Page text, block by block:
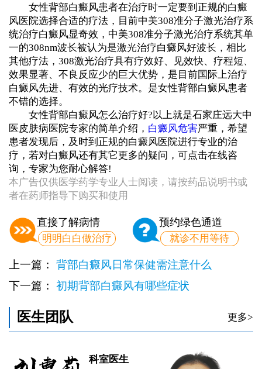
女性背部白癜风患者在治疗时一定要到正规的白癜
风医院选择合适的疗法，目前中美308准分子激光治疗系
统治疗白癜风显奇效，中美308准分子激光治疗系统其单
一的308nm波长被认为是激光治疗白癜风好波长，相比
其他疗法，308激光治疗具有疗效好、见效快、疗程短、
效果显著、不良反应少的巨大优势，是目前国际上治疗
白癜风先进、有效的光疗技术。是女性背部白癜风患者
不错的选择。
女性背部白癜风怎么治疗好?以上就是石家庄远大中
医皮肤病医院专家的简单介绍， 白癜风危害严重，希望
患者发现后，及时到正规的白癜风医院进行专业的治
疗，若对白癜风还有其它更多的疑问，可点击在线咨
询，专家为您耐心解答!
本广告仅供医学药学专业人士阅读，请按药品说明书或
者在药师指导下购买和使用
直接了解病情
明明白白做治疗
预约绿色通道
就诊不用等待
上一篇： 背部白癜风日常保健需注意什么
下一篇： 初期背部白癜风有哪些症状
医生团队 更多>
科室医生